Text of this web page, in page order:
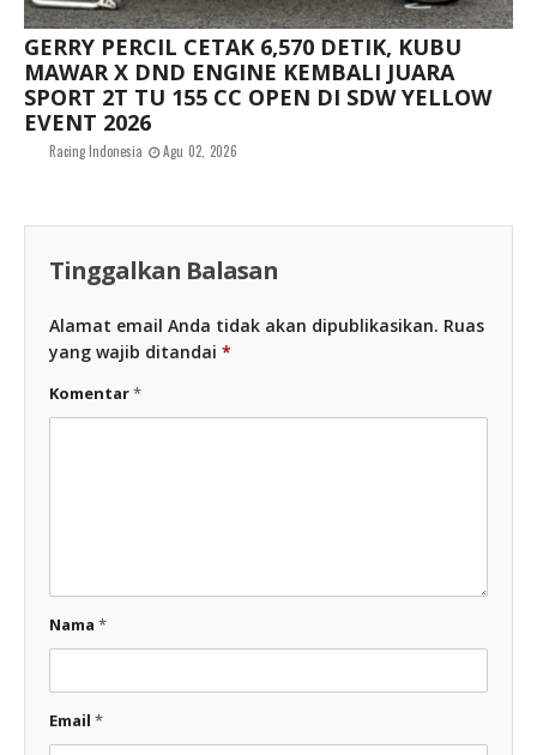
GERRY PERCIL CETAK 6,570 DETIK, KUBU
MAWAR X DND ENGINE KEMBALI JUARA
SPORT 2T TU 155 CC OPEN DI SDW YELLOW
EVENT 2026
Racing Indonesia Agu 02, 2026
Tinggalkan Balasan
Alamat email Anda tidak akan dipublikasikan. Ruas
yang wajib ditandai *
Komentar*
Nama *
Email *